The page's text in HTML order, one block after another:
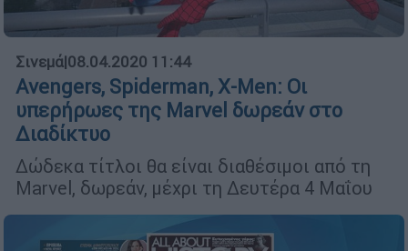
Σινεμά|08.04.2020 11:44
Avengers, Spiderman, X-Men: Οι
υπερήρωες της Marvel δωρεάν στο
Διαδίκτυο
Δώδεκα τίτλοι θα είναι διαθέσιμοι από τη
Marvel, δωρεάν, μέχρι τη Δευτέρα 4 Μαΐου